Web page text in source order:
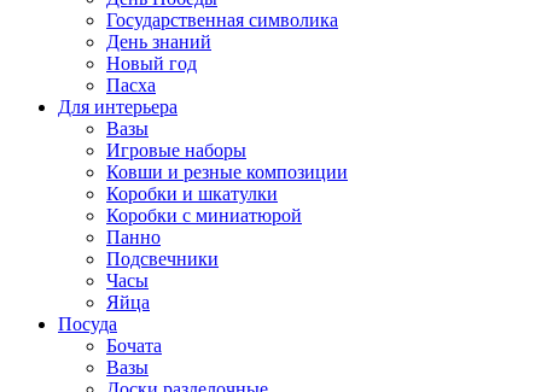
Государственная символика
День знаний
Новый год
Пасха
Для интерьера
Вазы
Игровые наборы
Ковши и резные композиции
Коробки и шкатулки
Коробки с миниатюрой
Панно
Подсвечники
Часы
Яйца
Посуда
Бочата
Вазы